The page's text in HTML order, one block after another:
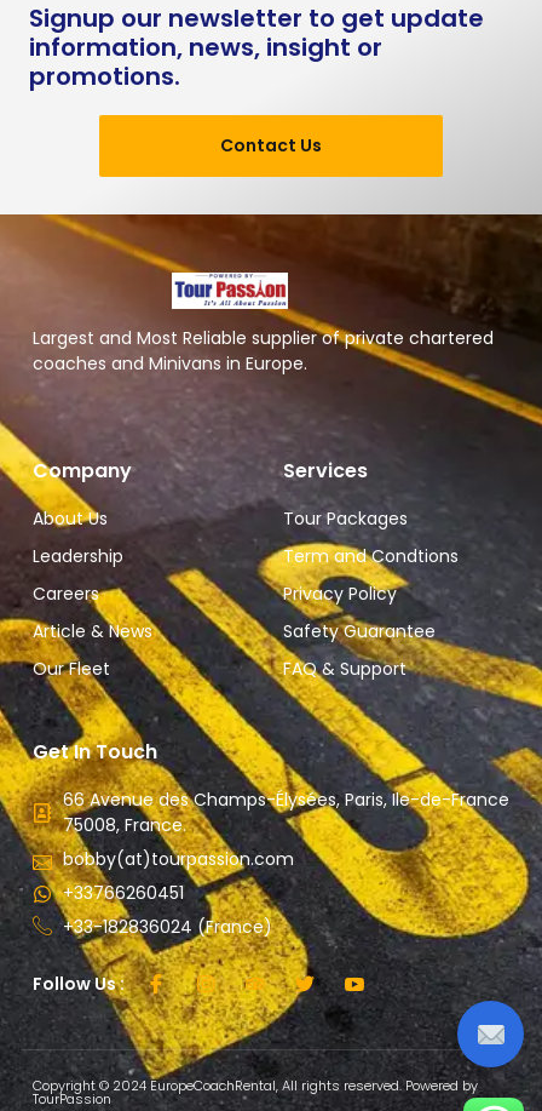
Signup our newsletter to get update
information, news, insight or
promotions.
Contact Us
Largest and Most Reliable supplier of private chartered
coaches and Minivans in Europe.
Company
About Us
Leadership
Careers
Article & News
Our Fleet
Services
Tour Packages
Term and Condtions
Privacy Policy
Safety Guarantee
FAQ & Support
Get In Touch
66 Avenue des Champs-Élysées, Paris, Ile-de-France
75008, France.
bobby(at)tourpassion.com
+33766260451
+33-182836024 (France)
Follow Us :
Copyright © 2024 EuropeCoachRental, All rights reserved. Powered by
TourPassion